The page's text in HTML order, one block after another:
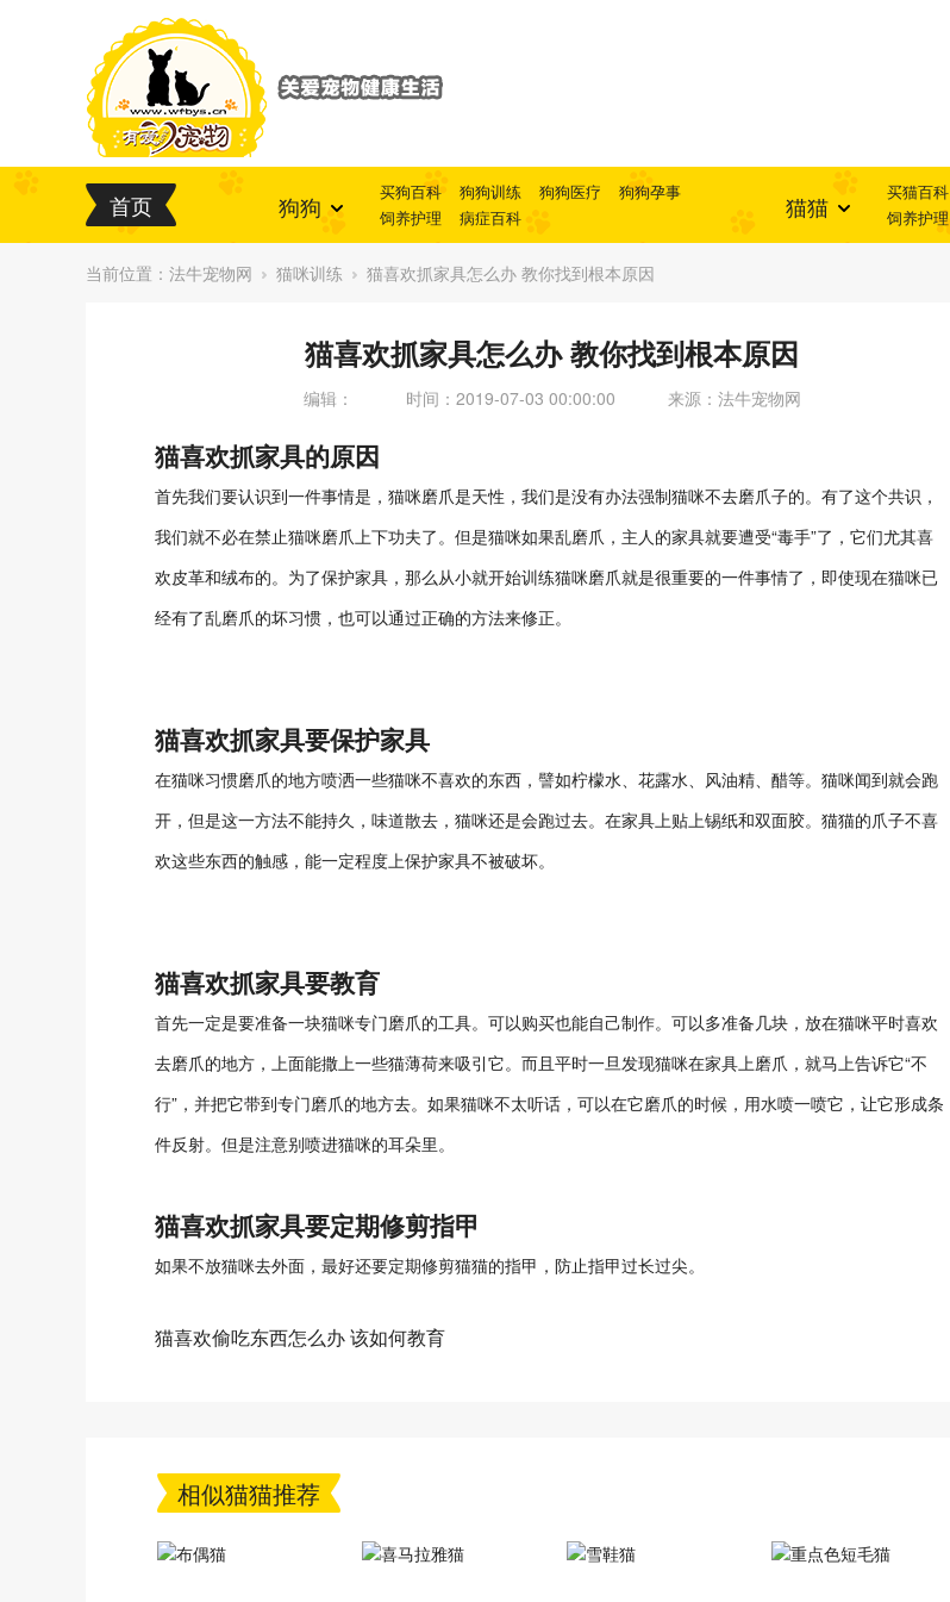
首页 狗狗 买狗百科 狗狗训练 狗狗医疗
狗狗孕事
饲养护理
病症百科 猫猫 买猫百科
饲养护理
当前位置： 法牛宠物网 猫咪训练 猫喜欢抓家具怎么办 教你找到根本原因
猫喜欢抓家具怎么办 教你找到根本原因
编辑： 时间：2019-07-03 00:00:00 来源：法牛宠物网
猫喜欢抓家具的原因
首先我们要认识到一件事情是，猫咪磨爪是天性，我们是没有办法强制猫咪不去磨爪子的。有了这个共识，
我们就不必在禁止猫咪磨爪上下功夫了。但是猫咪如果乱磨爪，主人的家具就要遭受“毒手”了，它们尤其喜
欢皮革和绒布的。为了保护家具，那么从小就开始训练猫咪磨爪就是很重要的一件事情了，即使现在猫咪已
经有了乱磨爪的坏习惯，也可以通过正确的方法来修正。
猫喜欢抓家具要保护家具
在猫咪习惯磨爪的地方喷洒一些猫咪不喜欢的东西，譬如柠檬水、花露水、风油精、醋等。猫咪闻到就会跑
开，但是这一方法不能持久，味道散去，猫咪还是会跑过去。在家具上贴上锡纸和双面胶。猫猫的爪子不喜
欢这些东西的触感，能一定程度上保护家具不被破坏。
猫喜欢抓家具要教育
首先一定是要准备一块猫咪专门磨爪的工具。可以购买也能自己制作。可以多准备几块，放在猫咪平时喜欢
去磨爪的地方，上面能撒上一些猫薄荷来吸引它。而且平时一旦发现猫咪在家具上磨爪，就马上告诉它“不
行”，并把它带到专门磨爪的地方去。如果猫咪不太听话，可以在它磨爪的时候，用水喷一喷它，让它形成条
件反射。但是注意别喷进猫咪的耳朵里。
猫喜欢抓家具要定期修剪指甲
如果不放猫咪去外面，最好还要定期修剪猫猫的指甲，防止指甲过长过尖。
猫喜欢偷吃东西怎么办 该如何教育
相似猫猫推荐